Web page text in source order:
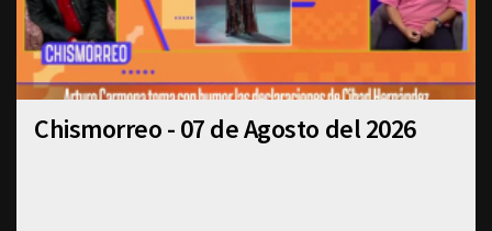
Chismorreo - 07 de Agosto del 2026